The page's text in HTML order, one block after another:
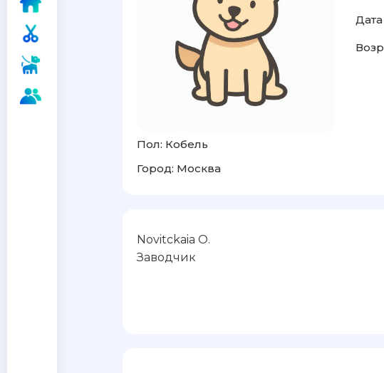
Пол: Кобель
Город: Москва
Novitckaia O.
Заводчик